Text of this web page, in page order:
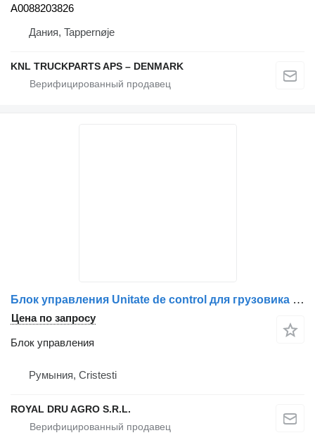
A0088203826
Дания, Tappernøje
KNL TRUCKPARTS APS – DENMARK
Блок управления Unitate de control для грузовика Mercedes-Benz A0004466561 / 0004466561 / A0004466161 / A0004466361 / A0004466961 / A0004467861 / A0004468761 / 0004466161 / 0004466361 / 0004466961 / 0004468761
Цена по запросу
Блок управления
Румыния, Cristesti
ROYAL DRU AGRO S.R.L.